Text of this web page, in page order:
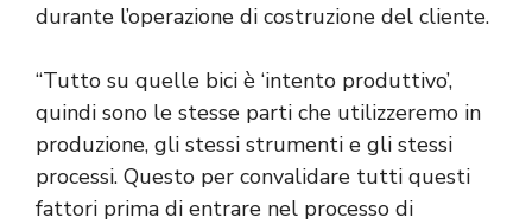
durante l’operazione di costruzione del cliente.
“Tutto su quelle bici è ‘intento produttivo’,
quindi sono le stesse parti che utilizzeremo in
produzione, gli stessi strumenti e gli stessi
processi. Questo per convalidare tutti questi
fattori prima di entrare nel processo di